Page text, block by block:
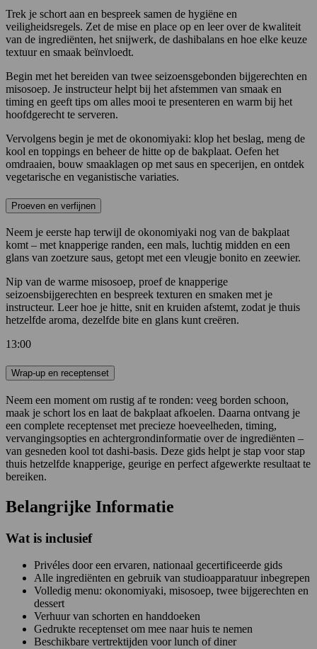
Trek je schort aan en bespreek samen de hygiëne en
veiligheidsregels. Zet de mise en place op en leer over de kwaliteit
van de ingrediënten, het snijwerk, de dashibalans en hoe elke keuze
textuur en smaak beïnvloedt.
Begin met het bereiden van twee seizoensgebonden bijgerechten en
misosoep. Je instructeur helpt bij het afstemmen van smaak en
timing en geeft tips om alles mooi te presenteren en warm bij het
hoofdgerecht te serveren.
Vervolgens begin je met de okonomiyaki: klop het beslag, meng de
kool en toppings en beheer de hitte op de bakplaat. Oefen het
omdraaien, bouw smaaklagen op met saus en specerijen, en ontdek
vegetarische en veganistische variaties.
Proeven en verfijnen
Neem je eerste hap terwijl de okonomiyaki nog van de bakplaat
komt – met knapperige randen, een mals, luchtig midden en een
glans van zoetzure saus, getopt met een vleugje bonito en zeewier.
Nip van de warme misosoep, proef de knapperige
seizoensbijgerechten en bespreek texturen en smaken met je
instructeur. Leer hoe je hitte, snit en kruiden afstemt, zodat je thuis
hetzelfde aroma, dezelfde bite en glans kunt creëren.
13:00
Wrap-up en receptenset
Neem een moment om rustig af te ronden: veeg borden schoon,
maak je schort los en laat de bakplaat afkoelen. Daarna ontvang je
een complete receptenset met precieze hoeveelheden, timing,
vervangingsopties en achtergrondinformatie over de ingrediënten –
van gesneden kool tot dashi-basis. Deze gids helpt je stap voor stap
thuis hetzelfde knapperige, geurige en perfect afgewerkte resultaat te
bereiken.
Belangrijke Informatie
Wat is inclusief
Privéles door een ervaren, nationaal gecertificeerde gids
Alle ingrediënten en gebruik van studioapparatuur inbegrepen
Volledig menu: okonomiyaki, misosoep, twee bijgerechten en
dessert
Verhuur van schorten en handdoeken
Gedrukte receptenset om mee naar huis te nemen
Beschikbare vertrektijden voor lunch of diner